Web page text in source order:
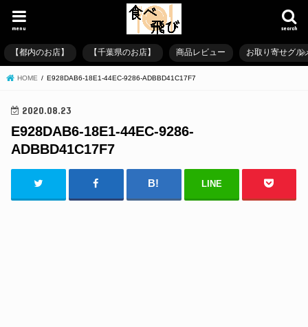
search
menu
【都内のお店】 【千葉県のお店】 商品レビュー お取り寄せグル
HOME E928DAB6-18E1-44EC-9286-ADBBD41C17F7
2020.08.23
E928DAB6-18E1-44EC-9286-
ADBBD41C17F7
LINE